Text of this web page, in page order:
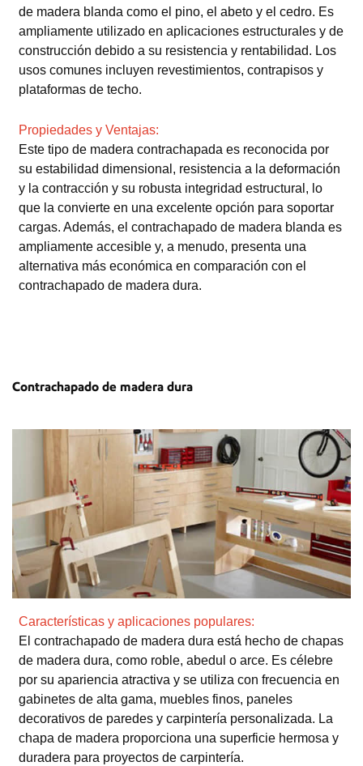
de madera blanda como el pino, el abeto y el cedro. Es
ampliamente utilizado en aplicaciones estructurales y de
construcción debido a su resistencia y rentabilidad. Los
usos comunes incluyen revestimientos, contrapisos y
plataformas de techo.
Propiedades y Ventajas:
Este tipo de madera contrachapada es reconocida por
su estabilidad dimensional, resistencia a la deformación
y la contracción y su robusta integridad estructural, lo
que la convierte en una excelente opción para soportar
cargas. Además, el contrachapado de madera blanda es
ampliamente accesible y, a menudo, presenta una
alternativa más económica en comparación con el
contrachapado de madera dura.
Contrachapado de madera dura
Características y aplicaciones populares:
El contrachapado de madera dura está hecho de chapas
de madera dura, como roble, abedul o arce. Es célebre
por su apariencia atractiva y se utiliza con frecuencia en
gabinetes de alta gama, muebles finos, paneles
decorativos de paredes y carpintería personalizada. La
chapa de madera proporciona una superficie hermosa y
duradera para proyectos de carpintería.